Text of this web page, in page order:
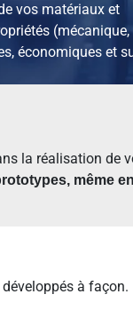
vos matériaux et
(mécanique,
économiques et
la réalisation de
même
à façon.